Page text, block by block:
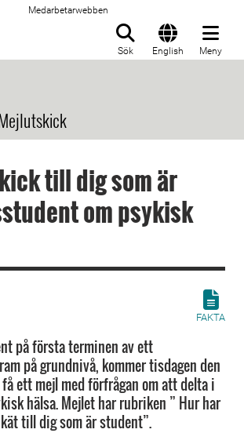
Medarbetarwebben
Sök English Meny
till dig som är
om psykisk
FAKTA
på första terminen av ett
på grundnivå, kommer tisdagen den
ett mejl med förfrågan om att delta i
hälsa. Mejlet har rubriken ” Hur har
till dig som är student”.